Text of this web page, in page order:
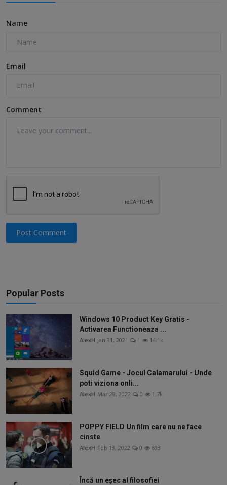
Name
Email
Comment
Post Comment
Popular Posts
Windows 10 Product Key Gratis -
Activarea Functioneaza ...
AlexH Jan 31, 2021 1 14.1k
Squid Game - Jocul Calamarului - Unde
poti viziona onli...
AlexH Mar 28, 2022 0 1.7k
POPPY FIELD Un film care nu ne face
cinste
AlexH Feb 13, 2022 0 693
Încă un eșec al filosofiei